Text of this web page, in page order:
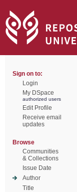
Sign on to:
Login
My DSpace
authorized users
Edit Profile
Receive email
updates
Browse
Communities
& Collections
Issue Date
Author
Title